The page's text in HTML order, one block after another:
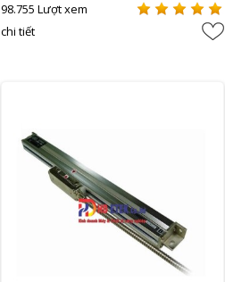
98.755 Lượt xem
chi tiết